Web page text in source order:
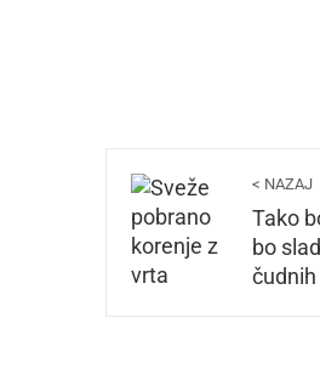
< NAZAJ
Tako
bo